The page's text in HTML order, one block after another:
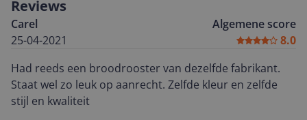
Reviews
Carel
25-04-2021
Algemene score
8.0
Had reeds een broodrooster van dezelfde fabrikant.
Staat wel zo leuk op aanrecht. Zelfde kleur en zelfde
stijl en kwaliteit